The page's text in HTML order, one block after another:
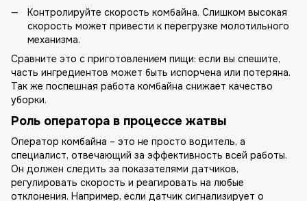
Контролируйте скорость комбайна. Слишком высокая
скорость может привести к перегрузке молотильного
механизма.
Сравните это с приготовлением пищи: если вы спешите,
часть ингредиентов может быть испорчена или потеряна.
Так же поспешная работа комбайна снижает качество
уборки.
Роль оператора в процессе жатвы
Оператор комбайна – это не просто водитель, а
специалист, отвечающий за эффективность всей работы.
Он должен следить за показателями датчиков,
регулировать скорость и реагировать на любые
отклонения. Например, если датчик сигнализирует о